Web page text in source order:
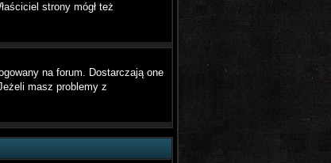
strony mógł też
na forum. Dostarczają one
masz problemy z